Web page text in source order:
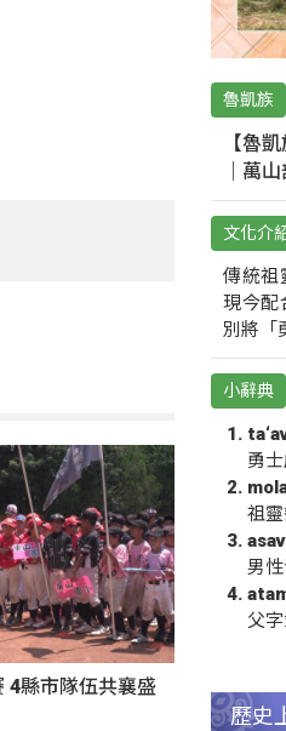
4縣市隊伍共襄盛
魯凱族
【魯
｜萬
文化介
傳統祖
現今配
別將「
小辭典
勇
祖
男
父
歷史